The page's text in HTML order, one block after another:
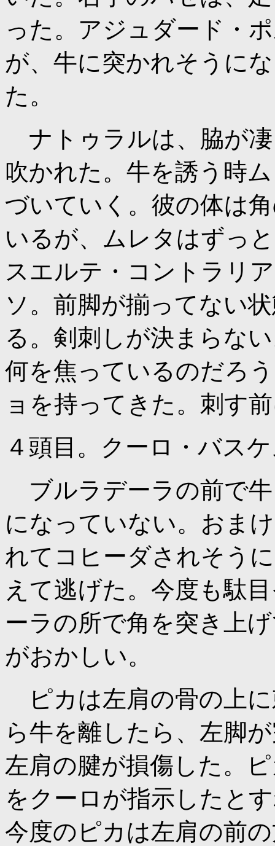
った。アジュダード・
が、牛に突かれそうに
た。
ナトゥラルは、脇が
吹かれた。牛を誘う時
づいていく。彼の体は
いるが、ムレタはずっ
スエルテ・コントラリ
ソ。前脚が揃ってない
る。剣刺しが決まらな
何を焦っているのだろ
ョを持ってきた。刺す
４頭目。クーロ・バス
ブルラデーラの前で
になっていない。おま
れてコヒーダされそう
えて逃げた。今度も駄
ーラの所で角を突き上
がおかしい。
ピカは左肩の骨の上
ら牛を離したら、左脚
左肩の腱が損傷した。
をクーロが指示したと
今度のピカは左肩の前